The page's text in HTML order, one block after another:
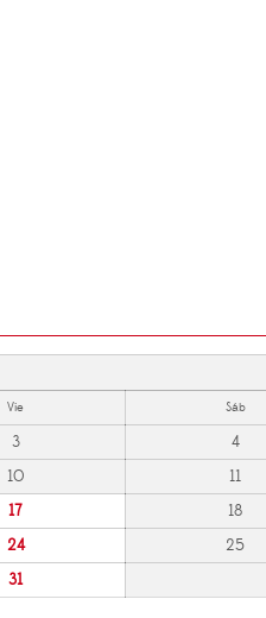
Vie Sáb
3 4
10 11
17 18
24 25
31